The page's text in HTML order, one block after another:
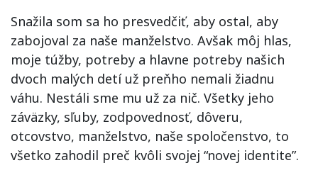
Snažila som sa ho presvedčiť, aby ostal, aby
zabojoval za naše manželstvo. Avšak môj hlas,
moje túžby, potreby a hlavne potreby našich
dvoch malých detí už preňho nemali žiadnu
váhu. Nestáli sme mu už za nič. Všetky jeho
záväzky, sľuby, zodpovednosť, dôveru,
otcovstvo, manželstvo, naše spoločenstvo, to
všetko zahodil preč kvôli svojej “novej identite”.